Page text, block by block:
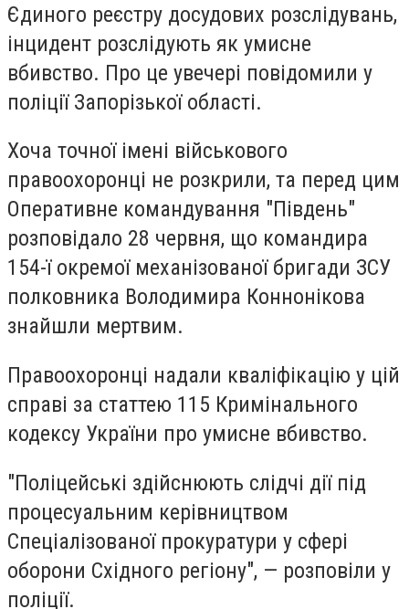
Єдиного реєстру досудових розслідувань,
інцидент розслідують як умисне
вбивство. Про це увечері повідомили у
поліції Запорізької області.
Хоча точної імені військового
правоохоронці не розкрили, та перед цим
Оперативне командування "Південь"
розповідало 28 червня, що командира
154-ї окремої механізованої бригади ЗСУ
полковника Володимира Коннонікова
знайшли мертвим.
Правоохоронці надали кваліфікацію у цій
справі за статтею 115 Кримінального
кодексу України про умисне вбивство.
"Поліцейські здійснюють слідчі дії під
процесуальним керівництвом
Спеціалізованої прокуратури у сфері
оборони Східного регіону", — розповіли у
поліції.